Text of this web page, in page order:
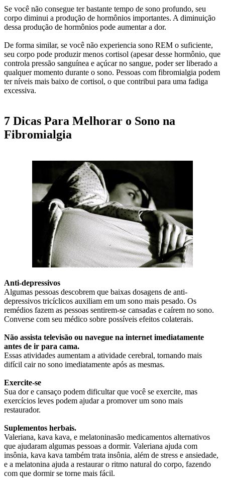
Se você não consegue ter bastante tempo de sono profundo, seu
corpo diminui a produção de hormônios importantes. A diminuição
dessa produção de hormônios pode aumentar a dor.
De forma similar, se você não experiencia sono REM o suficiente,
seu corpo pode produzir menos cortisol (apesar desse hormônio, que
controla pressão sanguínea e açúcar no sangue, poder ser liberado a
qualquer momento durante o sono. Pessoas com fibromialgia podem
ter níveis mais baixo de cortisol, o que contribui para uma fadiga
excessiva.
7 Dicas Para Melhorar o Sono na
Fibromialgia
Anti-depressivos
Algumas pessoas descobrem que baixas dosagens de anti-
depressivos tricíclicos auxiliam em um sono mais pesado. Os
remédios fazem as pessoas sentirem-se cansadas e caírem no sono.
Converse com seu médico sobre possíveis efeitos colaterais.
Não assista televisão ou navegue na internet imediatamente
antes de ir para cama.
Essas atividades aumentam a atividade cerebral, tornando mais
difícil cair no sono imediatamente após as mesmas.
Exercite-se
Sua dor e cansaço podem dificultar que você se exercite, mas
exercícios leves podem ajudar a promover um sono mais
restaurador.
Suplementos herbais.
Valeriana, kava kava, e melatoninasão medicamentos alternativos
que ajudaram algumas pessoas a dormir. Valeriana ajuda com
insônia, kava kava também trata insônia, além de stress e ansiedade,
e a melatonina ajuda a restaurar o ritmo natural do corpo, fazendo
com que dormir se torne mais fácil.